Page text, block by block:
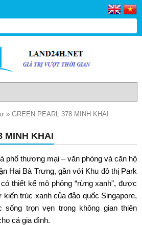
» GREEN PEARL 378 MINH KHAI
MINH KHAI
phố thương mại – văn phòng và căn hộ
Hai Bà Trưng, gần với Khu đô thị Park
thiết kế mô phỏng “rừng xanh”, được
trúc xanh của đảo quốc Singapore,
sống trọn vẹn trong không gian thiên
cả gia đình.